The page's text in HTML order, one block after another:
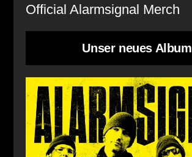
Official Alarmsignal Merch
Unser neues Album